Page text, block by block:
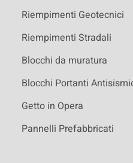
Riempimenti Geotecnici
Riempimenti Stradali
Blocchi da muratura
Blocchi Portanti
Getto in Opera
Pannelli Prefabbricati